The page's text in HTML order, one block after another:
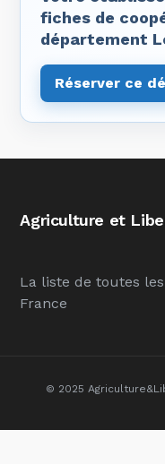
fiches de
département
Réserver ce
Agriculture et
La liste de toutes
France
© 2025